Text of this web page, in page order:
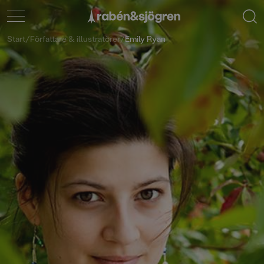
Start/Författare & illustratörer/Emily Ryan